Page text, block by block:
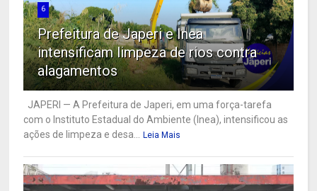
6
Prefeitura de Japeri e Inea
intensificam limpeza de rios contra
alagamentos
JAPERI — A Prefeitura de Japeri, em uma força-tarefa
com o Instituto Estadual do Ambiente (Inea), intensificou as
ações de limpeza e desa...
Leia Mais